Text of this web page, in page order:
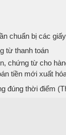
chuẩn bị các
từ thanh toán
chứng từ cho
tiền mới xuất
đúng thời điểm